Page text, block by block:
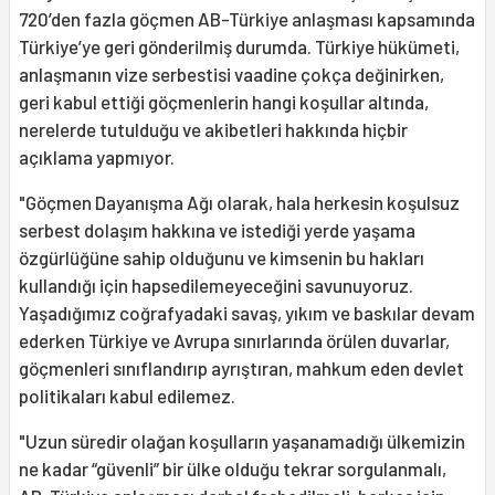
720’den fazla göçmen AB-Türkiye anlaşması kapsamında
Türkiye’ye geri gönderilmiş durumda. Türkiye hükümeti,
anlaşmanın vize serbestisi vaadine çokça değinirken,
geri kabul ettiği göçmenlerin hangi koşullar altında,
nerelerde tutulduğu ve akibetleri hakkında hiçbir
açıklama yapmıyor.
"Göçmen Dayanışma Ağı olarak, hala herkesin koşulsuz
serbest dolaşım hakkına ve istediği yerde yaşama
özgürlüğüne sahip olduğunu ve kimsenin bu hakları
kullandığı için hapsedilemeyeceğini savunuyoruz.
Yaşadığımız coğrafyadaki savaş, yıkım ve baskılar devam
ederken Türkiye ve Avrupa sınırlarında örülen duvarlar,
göçmenleri sınıflandırıp ayrıştıran, mahkum eden devlet
politikaları kabul edilemez.
"Uzun süredir olağan koşulların yaşanamadığı ülkemizin
ne kadar “güvenli” bir ülke olduğu tekrar sorgulanmalı,